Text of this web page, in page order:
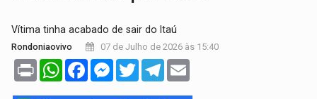
Vítima tinha acabado de sair do Itaú
Rondoniaovivo 07 de Julho de 2026 às 15:40
Print WhatsAppFacebookMessenger
TwitterTelegram